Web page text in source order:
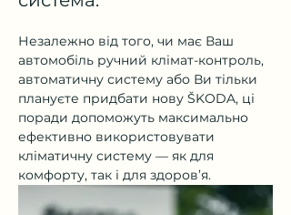
Незалежно від того, чи має Ваш
автомобіль ручний клімат-контроль,
автоматичну систему або Ви тільки
плануєте придбати нову ŠKODA, ці
поради допоможуть максимально
ефективно використовувати
кліматичну систему — як для
комфорту, так і для здоров’я.